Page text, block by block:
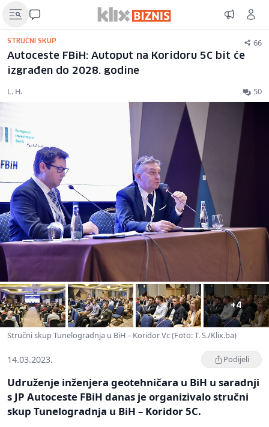
STRUČNI SKUP 66
Autoceste FBiH: Autoput na Koridoru 5C bit će
izgrađen do 2028. godine
L. H. 50
+4
Stručni skup Tunelogradnja u BiH – Koridor Vc (Foto: T. S./Klix.ba)
14.03.2023. Podijeli
Udruženje inženjera geotehničara u BiH u saradnji
s JP Autoceste FBiH danas je organizivalo stručni
skup Tunelogradnja u BiH – Koridor 5C.